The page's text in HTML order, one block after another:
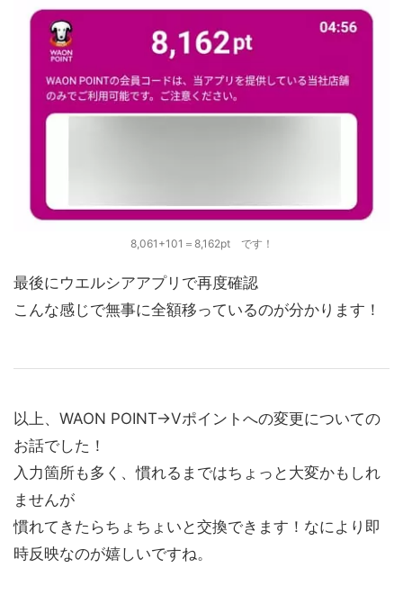
8,061+101＝8,162pt です！
最後にウエルシアアプリで再度確認
こんな感じで無事に全額移っているのが分かります！
以上、WAON POINT→Vポイントへの変更についての
お話でした！
入力箇所も多く、慣れるまではちょっと大変かもしれ
ませんが
慣れてきたらちょちょいと交換できます！なにより即
時反映なのが嬉しいですね。